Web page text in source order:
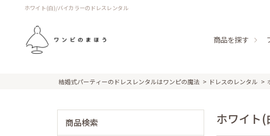
ホワイト(白)/バイカラーのドレスレンタル
商品を探す
結婚式パーティーのドレスレンタルはワンピの魔法 ドレスのレンタル
商品検索 ホワイト